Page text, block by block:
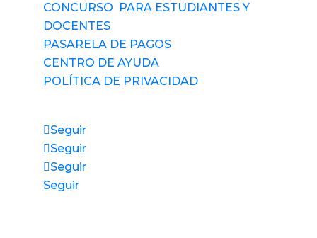
CONCURSO PARA ESTUDIANTES Y
DOCENTES
PASARELA DE PAGOS
CENTRO DE AYUDA
POLÍTICA DE PRIVACIDAD
Seguir
Seguir
Seguir
Seguir